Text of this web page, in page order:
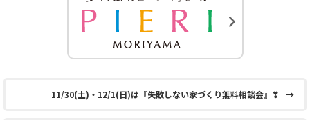
11/30(土)・12/1(日)は『失敗しない家づくり無料相談会』❣ →